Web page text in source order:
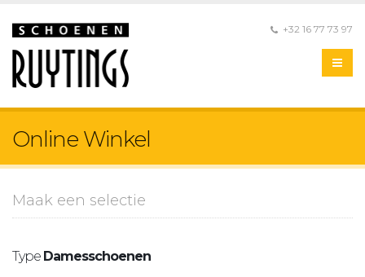
+32 16 77 73 97
Online Winkel
Maak een selectie
Type Damesschoenen